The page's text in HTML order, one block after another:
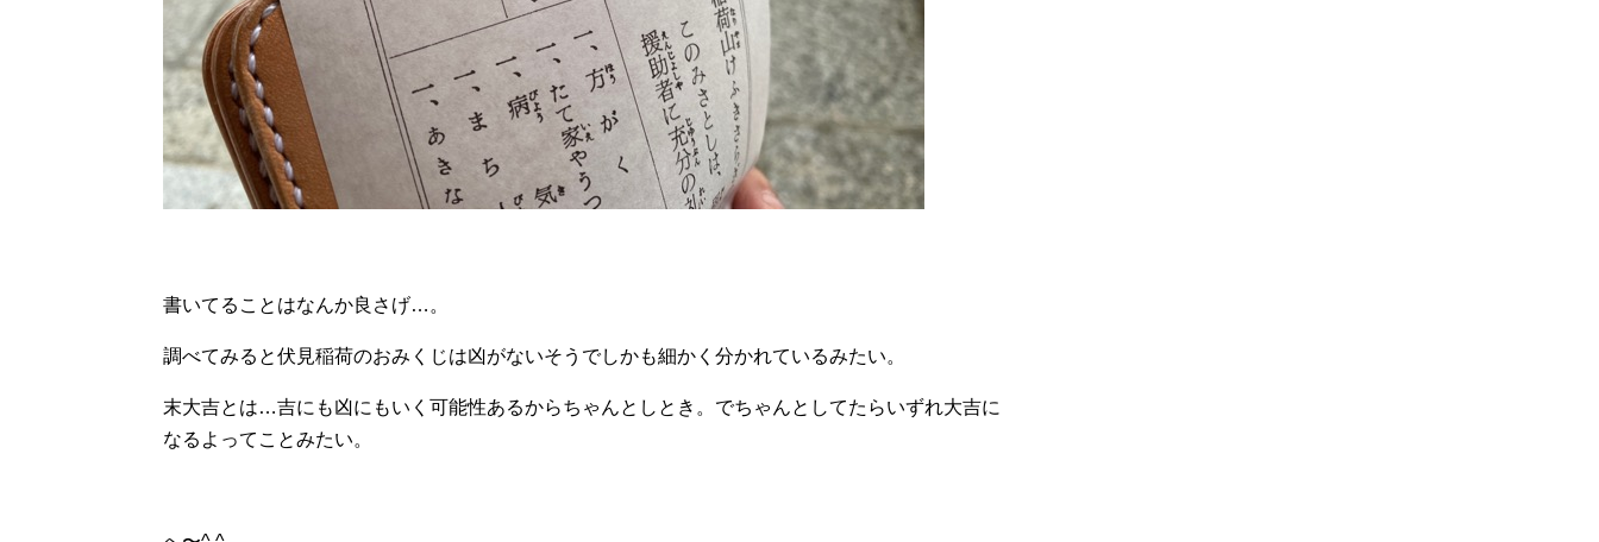
書いてることはなんか良さげ…。
調べてみると伏見稲荷のおみくじは凶がないそうでしかも細かく分かれているみたい。
末大吉とは…吉にも凶にもいく可能性あるからちゃんとしとき。でちゃんとしてたらいずれ大吉に
なるよってことみたい。